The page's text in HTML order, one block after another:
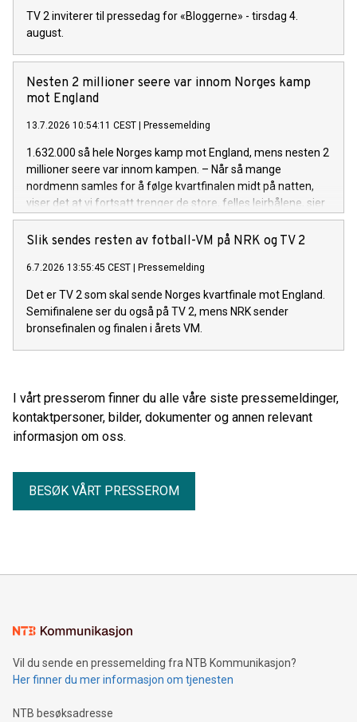
TV 2 inviterer til pressedag for «Bloggerne» - tirsdag 4.
august.
Nesten 2 millioner seere var innom Norges kamp
mot England
13.7.2026 10:54:11 CEST | Pressemelding
1.632.000 så hele Norges kamp mot England, mens nesten 2
millioner seere var innom kampen. – Når så mange
nordmenn samles for å følge kvartfinalen midt på natten,
viser det at vi fortsatt trenger de store, felles leirbålene, sier
TV 2-sjef Olav T. Sandnes.
Slik sendes resten av fotball-VM på NRK og TV 2
6.7.2026 13:55:45 CEST | Pressemelding
Det er TV 2 som skal sende Norges kvartfinale mot England.
Semifinalene ser du også på TV 2, mens NRK sender
bronsefinalen og finalen i årets VM.
I vårt presserom finner du alle våre siste pressemeldinger,
kontaktpersoner, bilder, dokumenter og annen relevant
informasjon om oss.
BESØK VÅRT PRESSEROM
Vil du sende en pressemelding fra NTB Kommunikasjon?
Her finner du mer informasjon om tjenesten
NTB besøksadresse